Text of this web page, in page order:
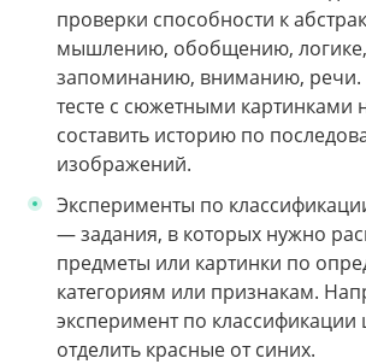
проверки способности к
мышлению, обобщению,
запоминанию, вниманию,
тесте с сюжетными картинками
составить историю по
изображений.
Эксперименты по
— задания, в которых нужно
предметы или картинки по
категориям или признакам.
эксперимент по
отделить красные от синих.